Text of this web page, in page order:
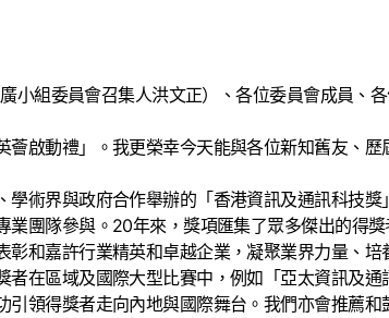
組委員會召集人洪文正）、各位委員會成員、
啟動禮」。我更榮幸今天能與各位新知舊友、
術界與政府合作舉辦的「香港資訊及通訊科技
團隊參與。20年來，獎項匯集了眾多傑出的得
和嘉許行業精英和卓越企業，凝聚業界力量、
在區域及國際大型比賽中，例如「亞太資訊及
領得獎者走向內地與國際舞台。我們亦會推薦